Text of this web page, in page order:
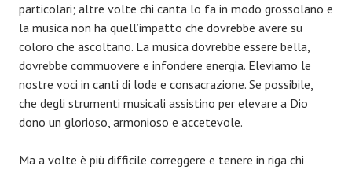
particolari; altre volte chi canta lo fa in modo grossolano e
la musica non ha quell’impatto che dovrebbe avere su
coloro che ascoltano. La musica dovrebbe essere bella,
dovrebbe commuovere e infondere energia. Eleviamo le
nostre voci in canti di lode e consacrazione. Se possibile,
che degli strumenti musicali assistino per elevare a Dio
dono un glorioso, armonioso e accetevole.
Ma a volte è più difficile correggere e tenere in riga chi